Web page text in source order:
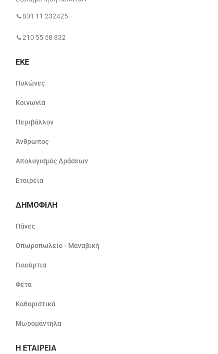
801 11 232425
210 55 58 832
ΕΚΕ
Πυλώνες
Κοινωνία
Περιβάλλον
Άνθρωπος
Απολογισμός Δράσεων
Εταιρεία
ΔΗΜΟΦΙΛΗ
Πάνες
Οπωροπωλείο - Μαναβική
Γιαούρτια
Φέτα
Καθαριστικά
Μωρομάντηλα
Η ΕΤΑΙΡΕΙΑ